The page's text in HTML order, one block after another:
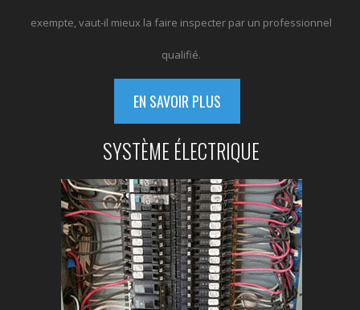
exempte, vaut-il mieux la faire inspecter par un professionnel
qualifié.
EN SAVOIR PLUS
SYSTÈME ÉLECTRIQUE